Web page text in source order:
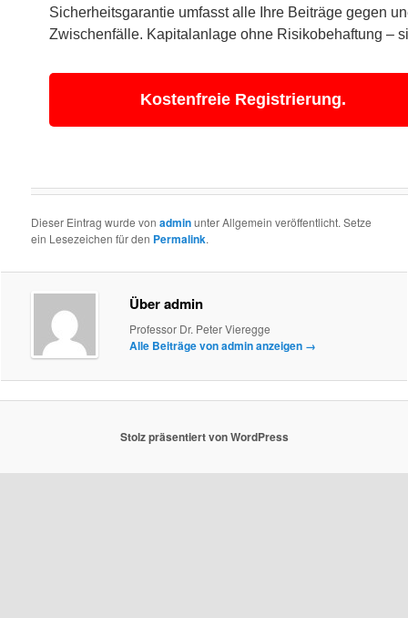
Sicherheitsgarantie umfasst alle Ihre Beiträge gegen
Zwischenfälle. Kapitalanlage ohne Risikobehaftung –
Kostenfreie Registrierung.
Dieser Eintrag wurde vonadminunter Allgemein veröffentlicht. Setze
ein Lesezeichen für den Permalink.
Über admin
Professor Dr. Peter Vieregge
Alle Beiträge von admin anzeigen →
Stolz präsentiert von WordPress